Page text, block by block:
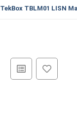
TekBox TBLM01 LISN